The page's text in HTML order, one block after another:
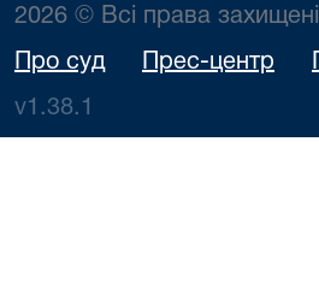
2026 © Всі права захищені
Про суд Прес-центр
v1.38.1